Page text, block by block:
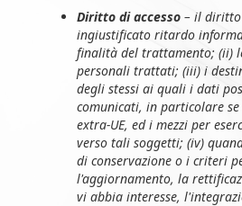
Diritto di accesso – il diritto
ingiustificato ritardo
finalità del trattamento; (ii)
personali trattati; (iii) i
degli stessi ai quali i dati
comunicati, in particolare
extra-UE, ed i mezzi per
verso tali soggetti; (iv)
di conservazione o i criteri
l'aggiornamento, la
vi abbia interesse,